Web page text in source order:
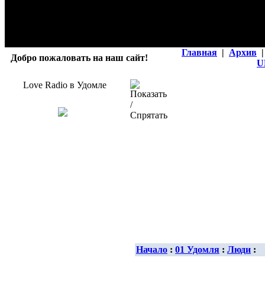
Добро пожаловать на наш сайт!
Главная | Архив |
Love Radio в Удомле
Начало : 01 Удомля : Люди :